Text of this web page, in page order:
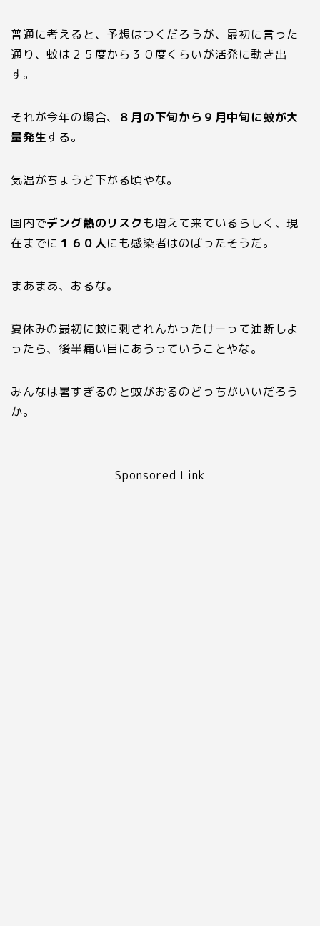
普通に考えると、予想はつくだろうが、最初に言った
通り、蚊は２５度から３０度くらいが活発に動き出
す。
それが今年の場合、
８月の下旬から９月中旬に蚊が大
量発生する。
気温がちょうど下がる頃やな。
国内でデング熱のリスクも増えて来ているらしく、現
在までに １６０人にも感染者はのぼったそうだ。
まあまあ、おるな。
夏休みの最初に蚊に刺されんかったけーって油断しよ
ったら、後半痛い目にあうっていうことやな。
みんなは暑すぎるのと蚊がおるのどっちがいいだろう
か。
Sponsored Link